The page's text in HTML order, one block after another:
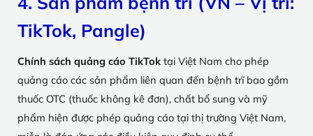
TikTok, Pangle)
Chính sách quảng cáo TikTok tại Việt Nam cho phép
quảng cáo các sản phẩm liên quan đến bệnh trĩ bao gồm
thuốc OTC (thuốc không kê đơn), chất bổ sung và mỹ
phẩm hiện được phép quảng cáo tại thị trường Việt Nam,